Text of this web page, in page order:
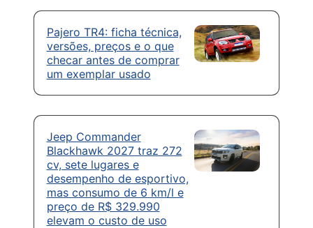
Pajero TR4: ficha técnica,
versões, preços e o que
checar antes de comprar
um exemplar usado
Jeep Commander
Blackhawk 2027 traz 272
cv, sete lugares e
desempenho de esportivo,
mas consumo de 6 km/l e
preço de R$ 329.990
elevam o custo de uso